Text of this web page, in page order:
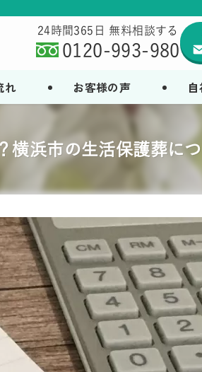
れ お客様の声
24時間365日 無料相談する
0120-993-980
横浜市の生活保護葬につ